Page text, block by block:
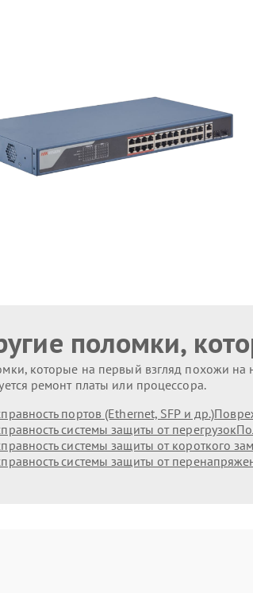
поломки,
которые на первый взгляд похожи на
ремонт платы или процессора.
портов (Ethernet, SFP и др.)
системы защиты от перегрузок
системы защиты от короткого
системы защиты от